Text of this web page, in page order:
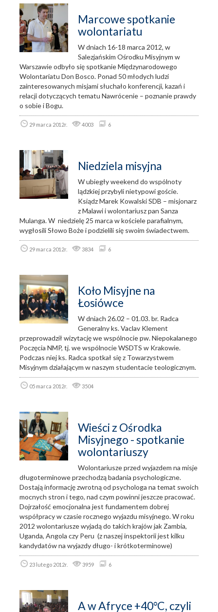
Marcowe spotkanie
wolontariatu
W dniach 16-18 marca 2012, w
Salezjańskim Ośrodku Misyjnym w
Warszawie odbyło się spotkanie Międzynarodowego
Wolontariatu Don Bosco. Ponad 50 młodych ludzi
zainteresowanych misjami słuchało konferencji, kazań i
relacji dotyczących tematu Nawrócenie – poznanie prawdy
o sobie i Bogu.
29 marca 2012r. 4003 6
Niedziela misyjna
W ubiegły weekend do wspólnoty
lądzkiej przybyli nietypowi goście.
Ksiądz Marek Kowalski SDB – misjonarz
z Malawi i wolontariusz pan Sanza
Mulanga. W niedzielę 25 marca w kościele parafialnym,
wygłosili Słowo Boże i podzielili się swoim świadectwem.
29 marca 2012r. 3834 6
Koło Misyjne na
Łosiówce
W dniach 26.02 – 01.03. br. Radca
Generalny ks. Vaclav Klement
przeprowadził wizytację we wspólnocie pw. Niepokalanego
Poczęcia NMP, tj. we wspólnocie WSDTS w Krakowie.
Podczas niej ks. Radca spotkał się z Towarzystwem
Misyjnym działającym w naszym studentacie teologicznym.
05 marca 2012r. 3504
Wieści z Ośrodka
Misyjnego - spotkanie
wolontariuszy
Wolontariusze przed wyjazdem na misje
długoterminowe przechodzą badania psychologiczne.
Dostają informację zwrotną od psychologa na temat swoich
mocnych stron i tego, nad czym powinni jeszcze pracować.
Dojrzałość emocjonalna jest fundamentem dobrej
współpracy w czasie rocznego wyjazdu misyjnego. W roku
2012 wolontariusze wyjadą do takich krajów jak Zambia,
Uganda, Angola czy Peru (z naszej inspektorii jest kilku
kandydatów na wyjazdy długo- i krótkoterminowe)
23 lutego 2012r. 3959 6
A w Afryce +40°C, czyli